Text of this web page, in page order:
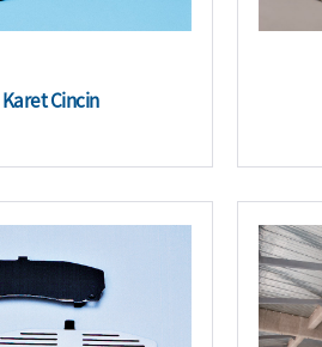
Karet Cincin